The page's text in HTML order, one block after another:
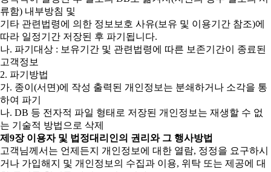
류함) 내부방침 및
기타 관련법령에 의한 정보보호 사유(보유 및 이용기간 참조)에
따라 일정기간 저장된 후 파기됩니다.
나. 파기대상 : 보유기간 및 관련법령에 따른 보존기간이 종료된
고객정보
2. 파기방법
가. 종이(서면)에 작성 출력된 개인정보는 분쇄하거나 소각을 통
하여 파기
나. DB 등 전자적 파일 형태로 저장된 개인정보는 재생할 수 없
는 기술적 방법으로 삭제
제9장 이용자 및 법정대리인의 권리와 그 행사방법
고객님께서는 언제든지 개인정보에 대한 열람, 정정을 요구하시
거나 가입해지 및 개인정보의 수집과 이용, 위탁 또는 제공에 대